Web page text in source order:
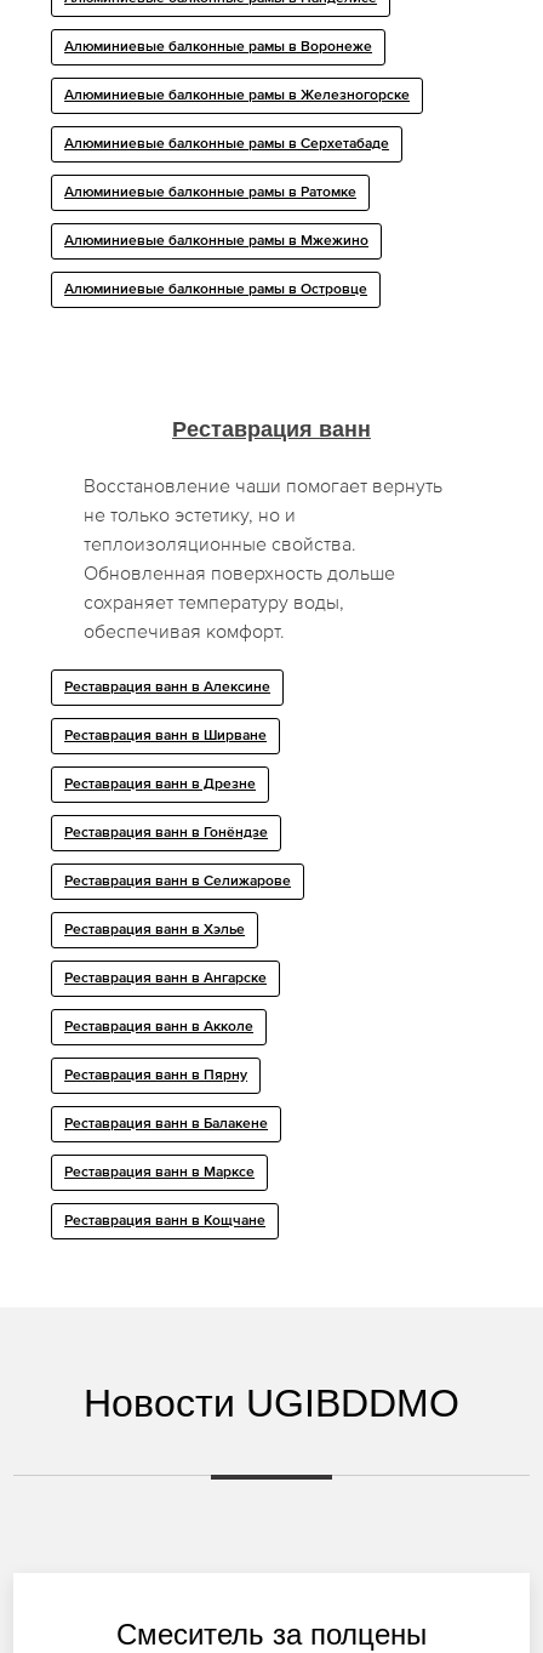
Алюминиевые балконные рамы в Воронеже
Алюминиевые балконные рамы в Железногорске
Алюминиевые балконные рамы в Серхетабаде
Алюминиевые балконные рамы в Ратомке
Алюминиевые балконные рамы в Мжежино
Алюминиевые балконные рамы в Островце
Реставрация ванн
Восстановление чаши помогает вернуть
не только эстетику, но и
теплоизоляционные свойства.
Обновленная поверхность дольше
сохраняет температуру воды,
обеспечивая комфорт.
Реставрация ванн в Алексине
Реставрация ванн в Ширване
Реставрация ванн в Дрезне
Реставрация ванн в Гонёндзе
Реставрация ванн в Селижарове
Реставрация ванн в Хэлье
Реставрация ванн в Ангарске
Реставрация ванн в Акколе
Реставрация ванн в Пярну
Реставрация ванн в Балакене
Реставрация ванн в Марксе
Реставрация ванн в Кощчане
Новости UGIBDDMO
Смеситель за полцены